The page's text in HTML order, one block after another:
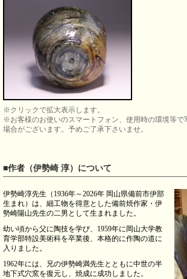
※クリックで拡大表示します。
※お客様のお使いのスマートフォン、使用時の環境等で
場合がございます。予めご了承下さいませ。
■作者（伊勢崎 淳）について
伊勢崎淳先生（1936年～2026年 岡山県備前市伊部
生まれ）は、細工物を得意とした備前焼作家・伊
勢崎陽山先生の二男として生まれました。
幼い頃から父に陶技を学び、1959年に岡山大学教
育学部特設美術科を卒業後、本格的に作陶の道に
入りました。
1962年には、兄の伊勢崎満先生とともに中世の半
地下式穴窯を復元し、焼成に成功しました。